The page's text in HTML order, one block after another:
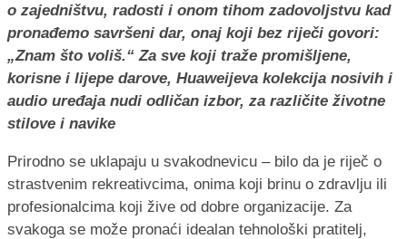
o zajedništvu, radosti i onom tihom zadovoljstvu kad
pronađemo savršeni dar, onaj koji bez riječi govori:
„Znam što voliš.“ Za sve koji traže promišljene,
korisne i lijepe darove, Huaweijeva kolekcija nosivih i
audio uređaja nudi odličan izbor, za različite životne
stilove i navike
Prirodno se uklapaju u svakodnevicu – bilo da je riječ o
strastvenim rekreativcima, onima koji brinu o zdravlju ili
profesionalcima koji žive od dobre organizacije. Za
svakoga se može pronaći idealan tehnološki pratitelj,